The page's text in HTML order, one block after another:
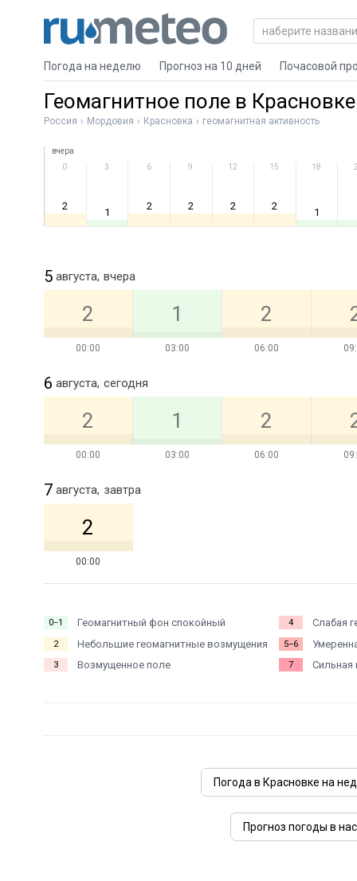
Погода на неделю Прогноз на 10 дней Почасовой
Геомагнитное поле в Красновке
Россия Мордовия Красновка геомагнитная активность
вчера
0
2
3
1
6
2
9
2
12
2
15
2
18
1
5 августа, вчера
00:00
2
03:00
1
06:00
2
6 августа, сегодня
00:00
2
03:00
1
06:00
2
7 августа, завтра
00:00
2
0−1 Геомагнитный фон спокойный
2 Небольшие геомагнитные возмущения
3 Возмущенное поле
4 Слабая
5−6
7 Сильная
Погода в Красновке на
Прогноз погоды в